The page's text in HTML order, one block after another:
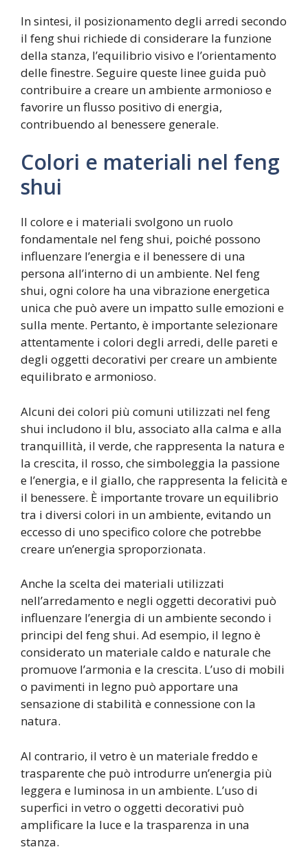
In sintesi, il posizionamento degli arredi secondo
il feng shui richiede di considerare la funzione
della stanza, l’equilibrio visivo e l’orientamento
delle finestre. Seguire queste linee guida può
contribuire a creare un ambiente armonioso e
favorire un flusso positivo di energia,
contribuendo al benessere generale.
Colori e materiali nel feng
shui
Il colore e i materiali svolgono un ruolo
fondamentale nel feng shui, poiché possono
influenzare l’energia e il benessere di una
persona all’interno di un ambiente. Nel feng
shui, ogni colore ha una vibrazione energetica
unica che può avere un impatto sulle emozioni e
sulla mente. Pertanto, è importante selezionare
attentamente i colori degli arredi, delle pareti e
degli oggetti decorativi per creare un ambiente
equilibrato e armonioso.
Alcuni dei colori più comuni utilizzati nel feng
shui includono il blu, associato alla calma e alla
tranquillità, il verde, che rappresenta la natura e
la crescita, il rosso, che simboleggia la passione
e l’energia, e il giallo, che rappresenta la felicità e
il benessere. È importante trovare un equilibrio
tra i diversi colori in un ambiente, evitando un
eccesso di uno specifico colore che potrebbe
creare un’energia sproporzionata.
Anche la scelta dei materiali utilizzati
nell’arredamento e negli oggetti decorativi può
influenzare l’energia di un ambiente secondo i
principi del feng shui. Ad esempio, il legno è
considerato un materiale caldo e naturale che
promuove l’armonia e la crescita. L’uso di mobili
o pavimenti in legno può apportare una
sensazione di stabilità e connessione con la
natura.
Al contrario, il vetro è un materiale freddo e
trasparente che può introdurre un’energia più
leggera e luminosa in un ambiente. L’uso di
superfici in vetro o oggetti decorativi può
amplificare la luce e la trasparenza in una
stanza.